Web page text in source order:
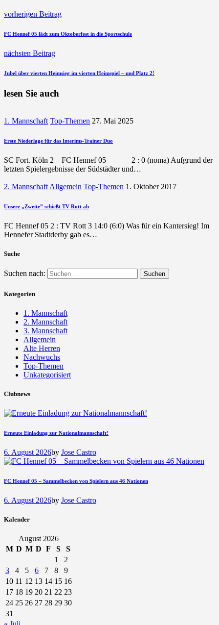
vorherigen Beitrag
FC Hennef 05 lädt zum Oktoberfest in die Sportschule
nächsten Beitrag
Jubel über vierten Heimsieg im vierten Heimspiel – und Platz 2!
lesen Sie auch
1. Mannschaft Top-Themen 27. Mai 2025
Erste Niederlage für das Interims-Trainer Duo
SC Fort. Köln 2 – FC Hennef 05 2 : 0 (noma) Aufgrund der
letzten Spielergebnisse der Südstädter und…
2. Mannschaft Allgemein Top-Themen 1. Oktober 2017
Unsere „Zweite” schießt TV Rott ab
FC Hennef 05 2 : TV Rott 3 14:0 (6:0) Was für ein Kantersieg! Im
Hennefer Stadtderby gab es…
Suche
Suchen nach:
Kategorien
1. Mannschaft
2. Mannschaft
3. Mannschaft
Allgemein
Alte Herren
Nachwuchs
Top-Themen
Unkategorisiert
Clubnews
Erneute Einladung zur Nationalmannschaft!
6. August 2026by Jose Castro
FC Hennef 05 – Sammelbecken von Spielern aus 46 Nationen
6. August 2026by Jose Castro
Kalender
August 2026
M D M D F S
S
1
2
3
4 5 6 7 8
9
10 11 12 13 14 15 16
17 18 19 20 21 22 23
24 25 26 27 28 29 30
31